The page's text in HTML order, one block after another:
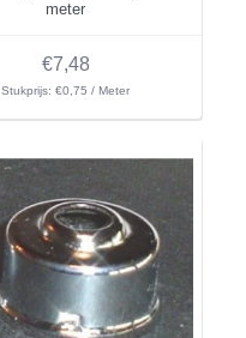
meter
€7,48
Stukprijs: €0,75 / Meter